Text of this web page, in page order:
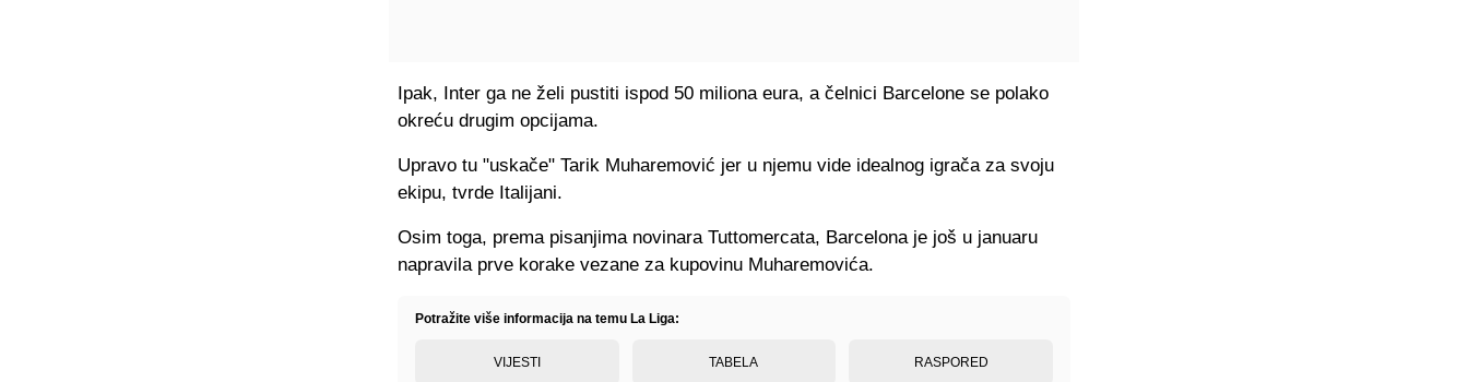
Ipak, Inter ga ne želi pustiti ispod 50 miliona eura, a čelnici Barcelone se polako
okreću drugim opcijama.
Upravo tu "uskače" Tarik Muharemović jer u njemu vide idealnog igrača za svoju
ekipu, tvrde Italijani.
Osim toga, prema pisanjima novinara Tuttomercata, Barcelona je još u januaru
napravila prve korake vezane za kupovinu Muharemovića.
Potražite više informacija na temu La Liga:
VIJESTI TABELA RASPORED